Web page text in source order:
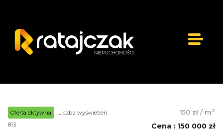
Oferta aktywna
| Liczba wyświetleń:
813
150 zł / m2
Cena : 150 000 zł